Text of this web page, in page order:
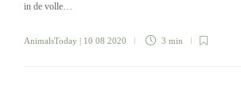
in de volle…
AnimalsToday | 10 08 2020 3 min